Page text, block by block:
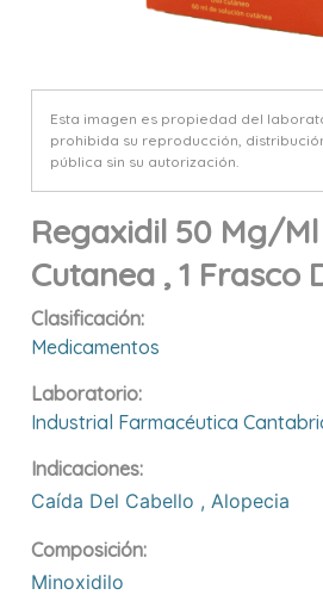
Esta imagen es propiedad del
prohibida su reproducción,
pública sin su autorización.
Regaxidil 50 Mg/
Cutanea , 1 Frasco
Clasificación:
Medicamentos
Laboratorio:
Industrial Farmacéutica
Indicaciones:
Caída Del Cabello , Alopecia
Composición:
Minoxidilo